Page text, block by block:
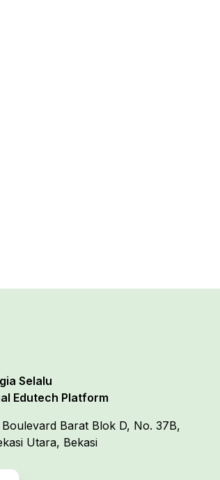
Selalu
Edutech Platform
Barat Blok D, No. 37B,
Utara, Bekasi